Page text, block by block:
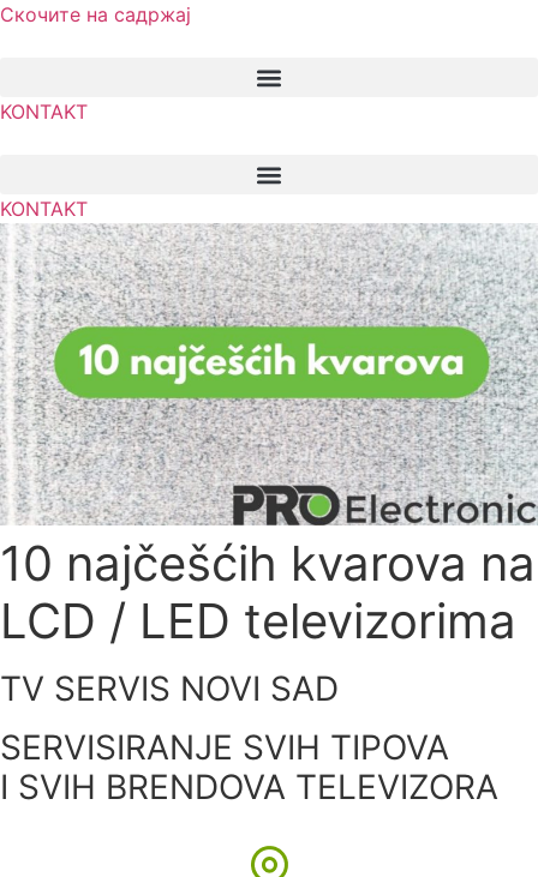
Скочите на садржај
KONTAKT
KONTAKT
10 najčešćih kvarova na
LCD / LED televizorima
TV SERVIS NOVI SAD
SERVISIRANJE SVIH TIPOVA
I SVIH BRENDOVA TELEVIZORA